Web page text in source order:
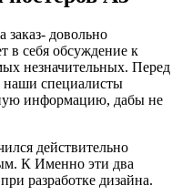
заказ- довольно
в себя обсуждение к
незначительных. Перед
наши специалисты
информацию, дабы не
действительно
К Именно эти два
разработке дизайна.